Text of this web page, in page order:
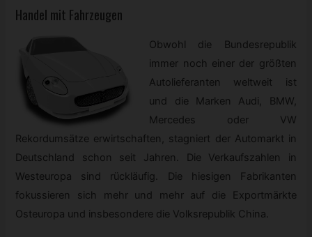
Handel mit Fahrzeugen
Obwohl die Bundesrepublik
immer noch einer der größten
Autolieferanten weltweit ist
und die Marken Audi, BMW,
Mercedes oder VW
Rekordumsätze erwirtschaften, stagniert der Automarkt in
Deutschland schon seit Jahren. Die Verkaufszahlen in
Westeuropa sind rückläufig. Die hiesigen Fabrikanten
fokussieren sich mehr und mehr auf die Exportmärkte
Osteuropa und insbesondere die Volksrepublik China.